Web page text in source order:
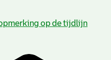
op de tijdlijn